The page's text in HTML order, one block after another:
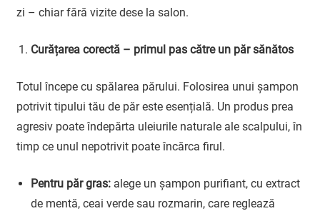
zi – chiar fără vizite dese la salon.
Curățarea corectă – primul pas către un păr sănătos
Totul începe cu spălarea părului. Folosirea unui șampon
potrivit tipului tău de păr este esențială. Un produs prea
agresiv poate îndepărta uleiurile naturale ale scalpului, în
timp ce unul nepotrivit poate încărca firul.
Pentru păr gras:alege un șampon purifiant, cu extract
de mentă, ceai verde sau rozmarin, care reglează